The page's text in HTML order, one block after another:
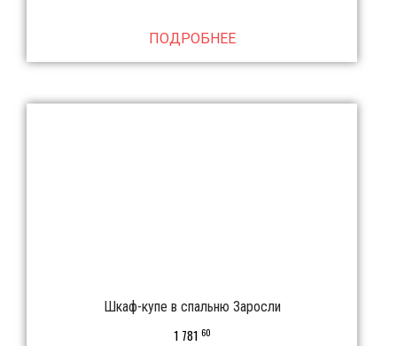
ПОДРОБНЕЕ
Шкаф-купе в спальню Заросли
1 781 60